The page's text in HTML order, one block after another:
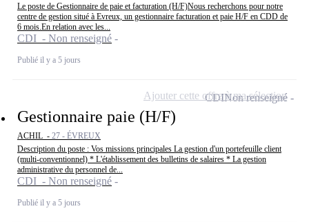
Le poste de Gestionnaire de paie et facturation (H/F)Nous recherchons pour notre
centre de gestion situé à Evreux, un gestionnaire facturation et paie H/F en CDD de
6 mois.En relation avec les...
CDI - Non renseigné
Publié il y a 5 jours
Gestionnaire paie (H/F)
ACHIL - 27 - ÉVREUX
Description du poste : Vos missions principales La gestion d'un portefeuille client
(multi-conventionnel) * L'établissement des bulletins de salaires * La gestion
administrative du personnel de...
CDI - Non renseigné
Publié il y a 5 jours
CDINon renseigné
Ajouter cette offre à ma sélection